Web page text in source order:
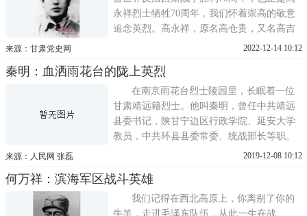
永祥烈士牺牲70周年，我们怀着崇高的敬意
追念英烈。高永祥，原名高仓贵，又名高吉
祥，生于1912年3月，甘肃省平凉市灵台县
衣匠当学徒，14岁成为熟练的成衣匠。1929
年，17岁的高永祥被冯玉祥孙连仲部抓去当
兵。当时的中国，国
来源：甘肃党史网 2022-12-14 10:12
秦明：血洒雨花台的陇上英烈
在南京雨花台烈士陵园里，长眠着一位
甘肃靖远籍烈士。他叫秦明，曾任中共靖远
县委书记，陕甘宁边区行政学院、延安大学
教员，中共环县县委常委、统战部长等职。
他32年的短暂人生，留下了一串闪光的印
英勇献身的事迹，更让人无限崇敬，深切缅
怀。确立救国救民初心秦明，原名乔映淮，
字清川，曾用名高明、
来源：人民网 张磊 2019-12-08 10:12
何万祥：滨海军区战斗英雄
我们记得在西北高原上，你离别了你的
牛羊，走进毛泽东队伍，从此一生在战